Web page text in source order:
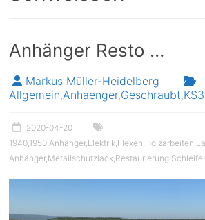
Anhänger Resto …
Markus Müller-Heidelberg
Allgemein,Anhaenger,Geschraubt,
2020-04-20
1940,1950,Anhänger,Elektrik,Flexen,Holzarbeiten,
Anhänger,Metallschutzlack,Restaurierung,